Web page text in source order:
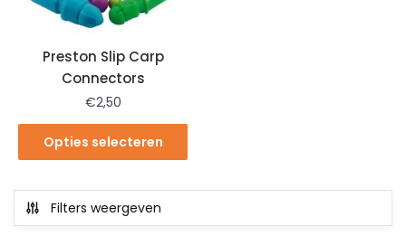
Preston Slip Carp
Connectors
€2,50
Opties selecteren
Filters weergeven